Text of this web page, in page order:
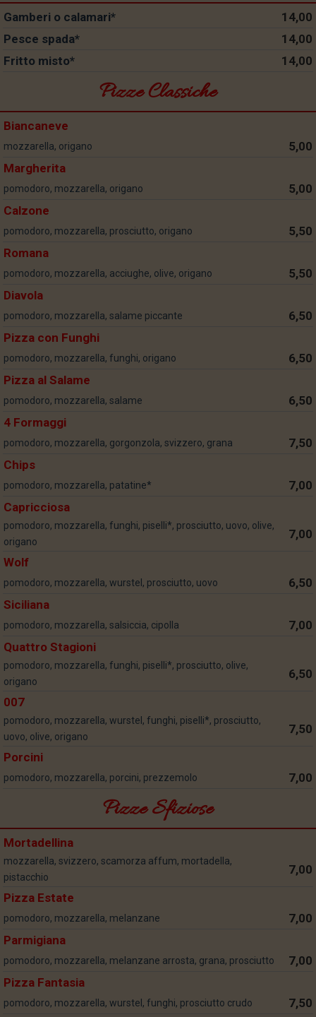
Gamberi o calamari*
14,00
Pesce spada*
14,00
Fritto misto*
14,00
Pizze Classiche
Biancaneve
mozzarella, origano
5,00
Margherita
pomodoro, mozzarella, origano
5,00
Calzone
pomodoro, mozzarella, prosciutto, origano
5,50
Romana
pomodoro, mozzarella, acciughe, olive, origano
5,50
Diavola
pomodoro, mozzarella, salame piccante
6,50
Pizza con Funghi
pomodoro, mozzarella, funghi, origano
6,50
Pizza al Salame
pomodoro, mozzarella, salame
6,50
4 Formaggi
pomodoro, mozzarella, gorgonzola, svizzero, grana
7,50
Chips
pomodoro, mozzarella, patatine*
7,00
Capricciosa
pomodoro, mozzarella, funghi, piselli*, prosciutto, uovo, olive,
origano
7,00
Wolf
pomodoro, mozzarella, wurstel, prosciutto, uovo
6,50
Siciliana
pomodoro, mozzarella, salsiccia, cipolla
7,00
Quattro Stagioni
pomodoro, mozzarella, funghi, piselli*, prosciutto, olive,
origano
6,50
007
pomodoro, mozzarella, wurstel, funghi, piselli*, prosciutto,
uovo, olive, origano
7,50
Porcini
pomodoro, mozzarella, porcini, prezzemolo 7,00
Pizze Sfiziose
Mortadellina
mozzarella, svizzero, scamorza affum, mortadella,
pistacchio
7,00
Pizza Estate
pomodoro, mozzarella, melanzane
7,00
Parmigiana
pomodoro, mozzarella, melanzane arrosta, grana, prosciutto
7,00
Pizza Fantasia
pomodoro, mozzarella, wurstel, funghi, prosciutto crudo
7,50